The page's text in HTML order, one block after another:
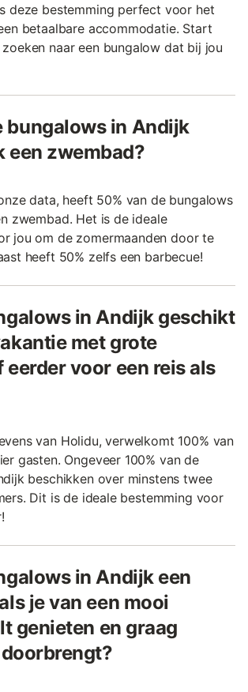
deze bestemming perfect voor het
betaalbare accommodatie. Start
naar een bungalow dat bij jou
bungalows in Andijk
een zwembad?
data, heeft 50% van de bungalows
zwembad. Het is de ideale
jou om de zomermaanden door te
heeft 50% zelfs een barbecue!
in Andijk geschikt
met grote
eerder voor een reis als
van Holidu, verwelkomt 100% van
gasten. Ongeveer 100% van de
beschikken over minstens twee
Dit is de ideale bestemming voor
in Andijk een
je van een mooi
genieten en graag